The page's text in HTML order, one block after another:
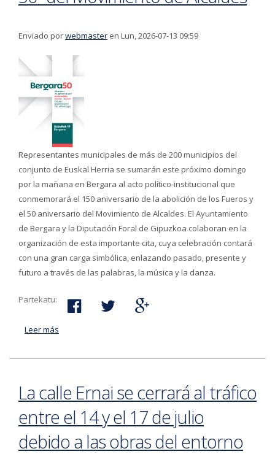
Enviado porwebmaster en Lun, 2026-07-13 09:59
Representantes municipales de más de 200 municipios del
conjunto de Euskal Herria se sumarán este próximo domingo
por la mañana en Bergara al acto político-institucional que
conmemorará el 150 aniversario de la abolición de los Fueros y
el 50 aniversario del Movimiento de Alcaldes. El Ayuntamiento
de Bergara y la Diputación Foral de Gipuzkoa colaboran en la
organización de esta importante cita, cuya celebración contará
con una gran carga simbólica, enlazando pasado, presente y
futuro a través de las palabras, la música y la danza.
Partekatu:
Leer más
el 150º aniversario de la abolición de los Fueros y el 50º
La calle Ernai se cerrará al tráfico
entre el 14 y el 17 de julio
debido a las obras del entorno